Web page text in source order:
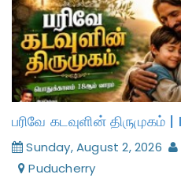
Sunday, August 2, 2026
Puducherry